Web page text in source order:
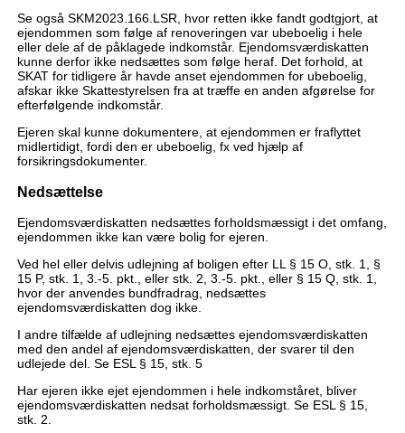
Se også SKM2023.166.LSR, hvor retten ikke fandt godtgjort, at
ejendommen som følge af renoveringen var ubeboelig i hele
eller dele af de påklagede indkomstår. Ejendomsværdiskatten
kunne derfor ikke nedsættes som følge heraf. Det forhold, at
SKAT for tidligere år havde anset ejendommen for ubeboelig,
afskar ikke Skattestyrelsen fra at træffe en anden afgørelse for
efterfølgende indkomstår.
Ejeren skal kunne dokumentere, at ejendommen er fraflyttet
midlertidigt, fordi den er ubeboelig, fx ved hjælp af
forsikringsdokumenter.
Nedsættelse
Ejendomsværdiskatten nedsættes forholdsmæssigt i det omfang,
ejendommen ikke kan være bolig for ejeren.
Ved hel eller delvis udlejning af boligen efter LL § 15 O, stk. 1, §
15 P, stk. 1, 3.-5. pkt., eller stk. 2, 3.-5. pkt., eller § 15 Q, stk. 1,
hvor der anvendes bundfradrag, nedsættes
ejendomsværdiskatten dog ikke.
I andre tilfælde af udlejning nedsættes ejendomsværdiskatten
med den andel af ejendomsværdiskatten, der svarer til den
udlejede del. Se ESL § 15, stk. 5
Har ejeren ikke ejet ejendommen i hele indkomståret, bliver
ejendomsværdiskatten nedsat forholdsmæssigt. Se ESL § 15,
stk. 2.